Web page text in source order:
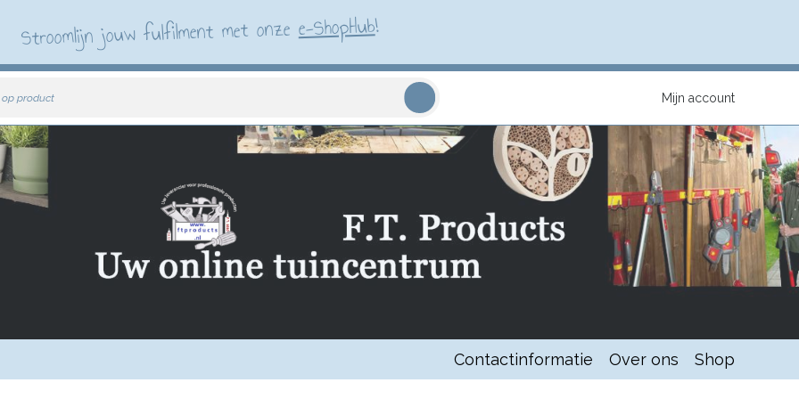
Stroomlijn jouw fulfilment met onzee-ShopHub!
op product Mijn account
Contactinformatie Over ons Shop